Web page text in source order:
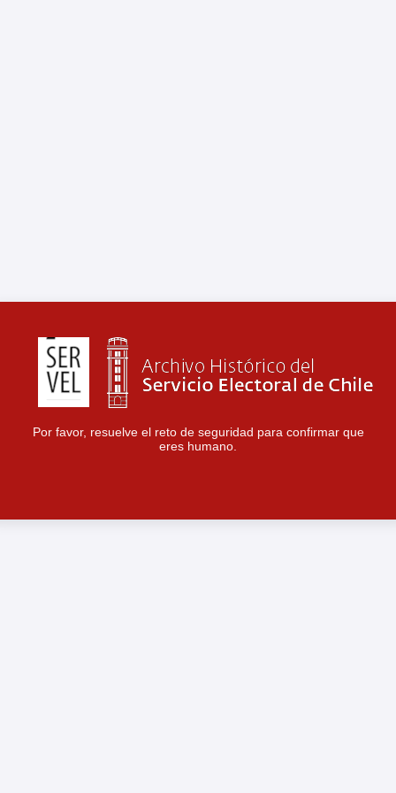
Por favor, resuelve el reto de seguridad para confirmar que
eres humano.